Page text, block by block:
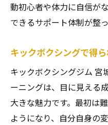
動初心者や体力に自信が
できるサポート体制が整っ
キックボクシングで得
キックボクシングジム 宮
ーニングは、目に見える
大きな魅力です。最初は
ようになり、自分自身の